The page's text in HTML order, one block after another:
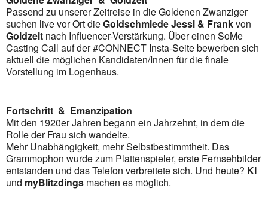
Passend zu unserer Zeitreise in die Goldenen Zwanziger
suchen live vor Ort dieGoldschmiede Jessi & Frankvon
Goldzeit nach Influencer-Verstärkung. Über einen SoMe
Casting Call auf der #CONNECT Insta-Seite bewerben sich
aktuell die möglichen Kandidaten/Innen für die finale
Vorstellung im Logenhaus.
Fortschritt & Emanzipation
Mit den 1920er Jahren begann ein Jahrzehnt, in dem die
Rolle der Frau sich wandelte.
Mehr Unabhängigkeit, mehr Selbstbestimmtheit. Das
Grammophon wurde zum Plattenspieler, erste Fernsehbilder
entstanden und das Telefon verbreitete sich. Und heute? KI
und myBlitzdings machen es möglich.